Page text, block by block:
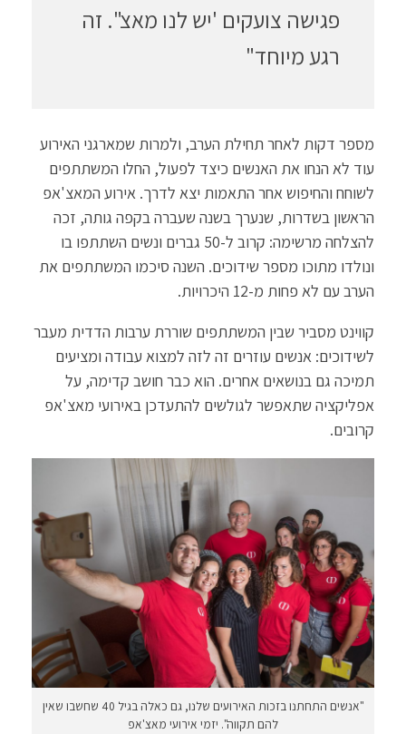
פגישה צועקים 'יש לנו מאצ". זה
רגע מיוחד"
מספר דקות לאחר תחילת הערב, ולמרות שמארגני האירוע
עוד לא הנחו את האנשים כיצד לפעול, החלו המשתתפים
לשוחח והחיפוש אחר התאמות יצא לדרך. אירוע המאצ'אפ
הראשון בשדרות, שנערך בשנה שעברה בקפה גותה, זכה
להצלחה מרשימה: קרוב ל-50 גברים ונשים השתתפו בו
ונולדו מתוכו מספר שידוכים. השנה סיכמו המשתתפים את
הערב עם לא פחות מ-12 היכרויות.
קווינט מסביר שבין המשתתפים שוררת ערבות הדדית מעבר
לשידוכים: אנשים עוזרים זה לזה למצוא עבודה ומציעים
תמיכה גם בנושאים אחרים. הוא כבר חושב קדימה, על
אפליקציה שתאפשר לגולשים להתעדכן באירועי מאצ'אפ
קרובים.
"אנשים התחתנו בזכות האירועים שלנו, גם כאלה בגיל 40 שחשבו שאין
להם תקווה". יזמי אירועי מאצ'אפ